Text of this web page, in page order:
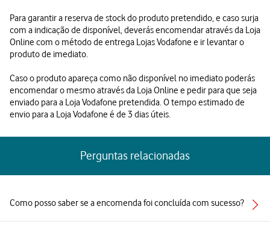
Para garantir a reserva de stock do produto pretendido, e caso surja
com a indicação de disponível, deverás encomendar através da Loja
Online com o método de entrega Lojas Vodafone e ir levantar o
produto de imediato.
Caso o produto apareça como não disponível no imediato poderás
encomendar o mesmo através da Loja Online e pedir para que seja
enviado para a Loja Vodafone pretendida. O tempo estimado de
envio para a Loja Vodafone é de 3 dias úteis.
Perguntas relacionadas
Como posso saber se a encomenda foi concluída com sucesso?